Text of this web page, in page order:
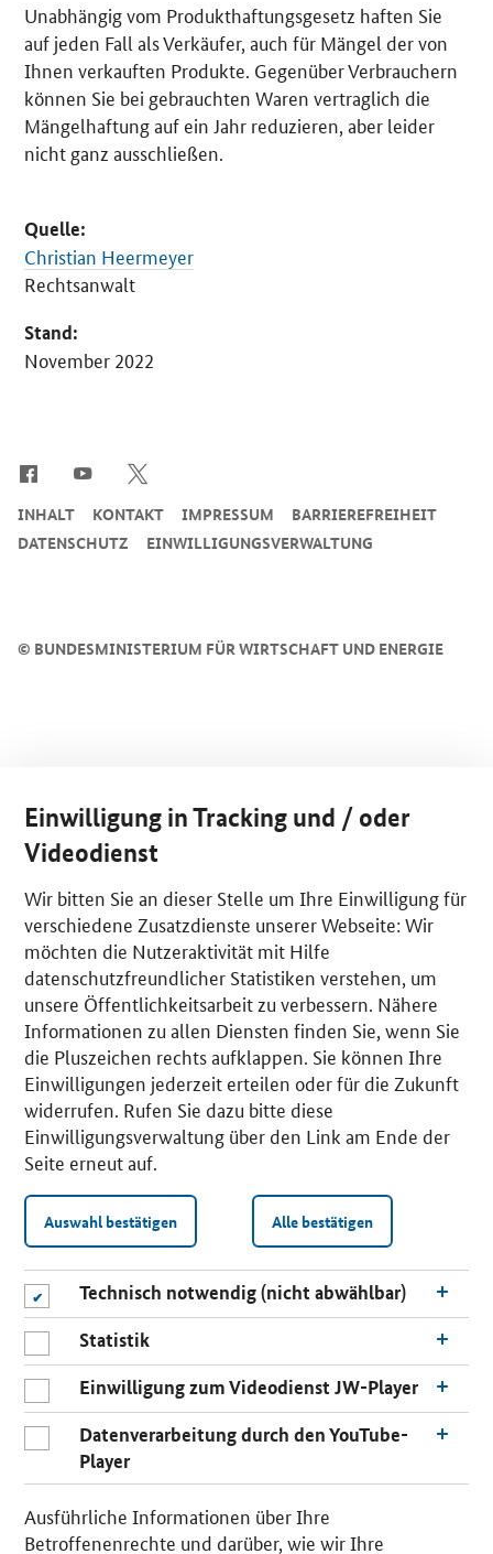
Unabhängig vom Produkthaftungsgesetz haften Sie
auf jeden Fall als Verkäufer, auch für Mängel der von
Ihnen verkauften Produkte. Gegenüber Verbrauchern
können Sie bei gebrauchten Waren vertraglich die
Mängelhaftung auf ein Jahr reduzieren, aber leider
nicht ganz ausschließen.
Quelle:
Christian Heermeyer
Rechtsanwalt
Stand:
November 2022
n
© BUNDESMINISTERIUM FÜR WIRTSCHAFT UND ENERGIE
INHALT KONTAKT IMPRESSUM
BARRIEREFREIHEIT
DATENSCHUTZ
EINWILLIGUNGSVERWALTUNG
Einwilligung in Tracking und / oder
Videodienst
Wir bitten Sie an dieser Stelle um Ihre Einwilligung für
verschiedene Zusatzdienste unserer Webseite: Wir
möchten die Nutzeraktivität mit Hilfe
datenschutzfreundlicher Statistiken verstehen, um
unsere Öffentlichkeitsarbeit zu verbessern. Nähere
Informationen zu allen Diensten finden Sie, wenn Sie
die Pluszeichen rechts aufklappen. Sie können Ihre
Einwilligungen jederzeit erteilen oder für die Zukunft
widerrufen. Rufen Sie dazu bitte diese
Einwilligungsverwaltung über den Link am Ende der
Seite erneut auf.
Auswahl bestätigen Alle bestätigen
Technisch notwendig (nicht abwählbar)
Statistik
Einwilligung zum Videodienst JW-Player
Datenverarbeitung durch den YouTube-
Player
Ausführliche Informationen über Ihre
Betroffenenrechte und darüber, wie wir Ihre